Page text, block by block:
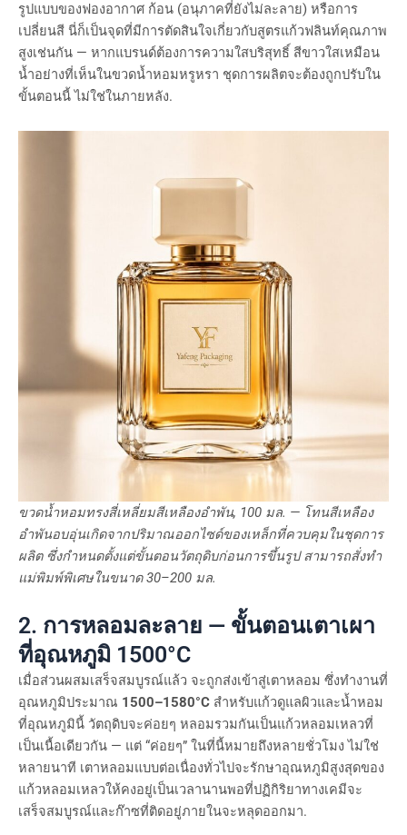
รูปแบบของฟองอากาศ ก้อน (อนุภาคที่ยังไม่ละลาย) หรือการ
เปลี่ยนสี นี่ก็เป็นจุดที่มีการตัดสินใจเกี่ยวกับสูตรแก้วฟลินท์คุณภาพ
สูงเช่นกัน — หากแบรนด์ต้องการความใสบริสุทธิ์ สีขาวใสเหมือน
น้ำอย่างที่เห็นในขวดน้ำหอมหรูหรา ชุดการผลิตจะต้องถูกปรับใน
ขั้นตอนนี้ ไม่ใช่ในภายหลัง.
ขวดน้ำหอมทรงสี่เหลี่ยมสีเหลืองอำพัน, 100 มล. — โทนสีเหลือง
อำพันอบอุ่นเกิดจากปริมาณออกไซด์ของเหล็กที่ควบคุมในชุดการ
ผลิต ซึ่งกำหนดตั้งแต่ขั้นตอนวัตถุดิบก่อนการขึ้นรูป สามารถสั่งทำ
แม่พิมพ์พิเศษในขนาด 30–200 มล.
2. การหลอมละลาย — ขั้นตอนเตาเผา
ที่อุณหภูมิ 1500°C
เมื่อส่วนผสมเสร็จสมบูรณ์แล้ว จะถูกส่งเข้าสู่เตาหลอม ซึ่งทำงานที่
อุณหภูมิประมาณ 1500–1580°C สำหรับแก้วดูแลผิวและน้ำหอม
ที่อุณหภูมินี้ วัตถุดิบจะค่อยๆ หลอมรวมกันเป็นแก้วหลอมเหลวที่
เป็นเนื้อเดียวกัน — แต่ “ค่อยๆ” ในที่นี้หมายถึงหลายชั่วโมง ไม่ใช่
หลายนาที เตาหลอมแบบต่อเนื่องทั่วไปจะรักษาอุณหภูมิสูงสุดของ
แก้วหลอมเหลวให้คงอยู่เป็นเวลานานพอที่ปฏิกิริยาทางเคมีจะ
เสร็จสมบูรณ์และก๊าซที่ติดอยู่ภายในจะหลุดออกมา.